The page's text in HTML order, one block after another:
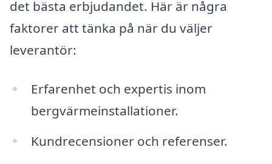
det bästa erbjudandet. Här är några
faktorer att tänka på när du väljer
leverantör:
Erfarenhet och expertis inom
bergvärmeinstallationer.
Kundrecensioner och referenser.